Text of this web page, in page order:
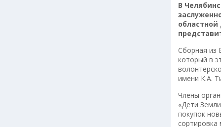
В
Сборная из
который в
имени К.А.
Члены
«Дети
покупок